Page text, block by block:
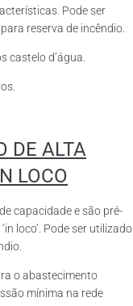
Pode ser
reserva de incêndio.
castelo d’água.
DE ALTA
LOCO
capacidade e são pré-
loco’. Pode ser utilizado
o abastecimento
mínima na rede